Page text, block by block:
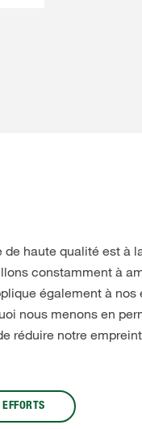
haute qualité est à
constamment à
également à nos
nous menons en
réduire notre empreint